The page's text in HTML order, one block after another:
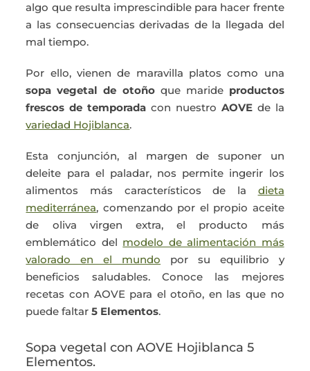
algo que resulta imprescindible para hacer frente
a las consecuencias derivadas de la llegada del
mal tiempo.
Por ello, vienen de maravilla platos como una
sopa vegetal de otoñoque maride productos
frescos de temporada con nuestro AOVEde la
variedad Hojiblanca.
Esta conjunción, al margen de suponer un
deleite para el paladar, nos permite ingerir los
alimentos más característicos de la dieta
mediterránea, comenzando por el propio aceite
de oliva virgen extra, el producto más
emblemático del modelo de alimentación más
valorado en el mundo por su equilibrio y
beneficios saludables. Conoce las mejores
recetas con AOVE para el otoño, en las que no
puede faltar5 Elementos.
Sopa vegetal con AOVE Hojiblanca 5
Elementos.